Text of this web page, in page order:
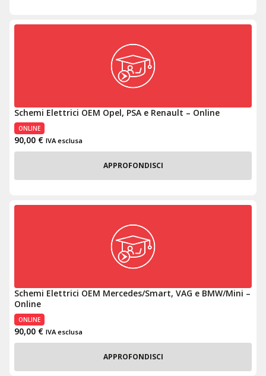
Schemi Elettrici OEM Opel, PSA e Renault – Online
ONLINE
90,00 € IVA esclusa
APPROFONDISCI
Schemi Elettrici OEM Mercedes/Smart, VAG e BMW/Mini –
Online
ONLINE
90,00 € IVA esclusa
APPROFONDISCI